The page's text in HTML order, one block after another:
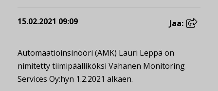
15.02.2021 09:09 Jaa:
Automaatioinsinööri (AMK) Lauri Leppä on
nimitetty tiimipäälliköksi Vahanen Monitoring
Services Oy:hyn 1.2.2021 alkaen.